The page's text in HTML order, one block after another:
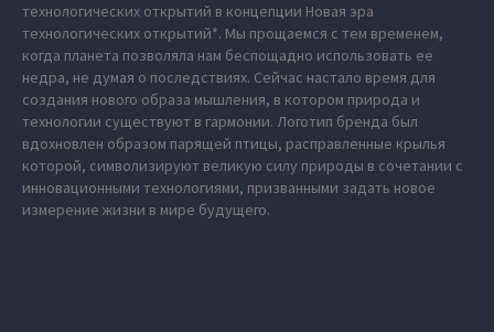
технологических открытий в концепции Новая эра
технологических открытий*. Мы прощаемся с тем временем,
когда планета позволяла нам беспощадно использовать ее
недра, не думая о последствиях. Сейчас настало время для
создания нового образа мышления, в котором природа и
технологии существуют в гармонии. Логотип бренда был
вдохновлен образом парящей птицы, расправленные крылья
которой, символизируют великую силу природы в сочетании с
инновационными технологиями, призванными задать новое
измерение жизни в мире будущего.